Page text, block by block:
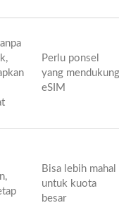
Perlu ponsel
yang mendukung
eSIM
Bisa lebih mahal
untuk kuota
besar